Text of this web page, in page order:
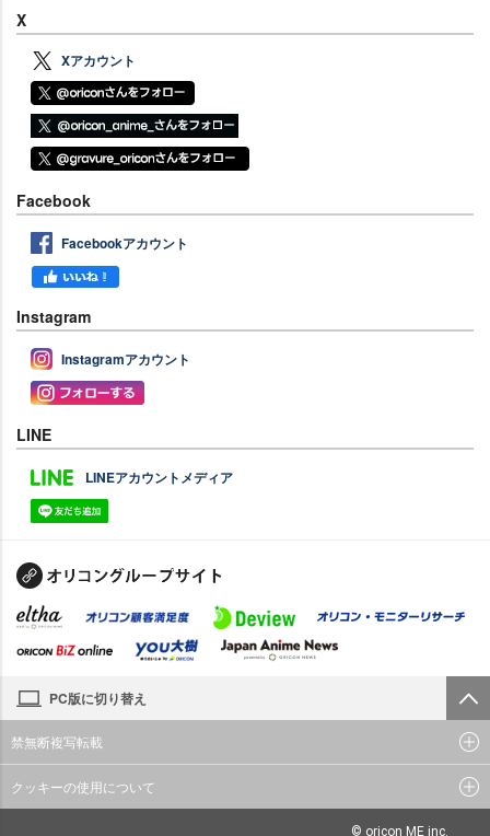
X
Xアカウント
Facebook
Facebookアカウント
Instagram
Instagramアカウント
LINE
LINEアカウントメディア
PC版に切り替え
禁無断複写転載
クッキーの使用について
© oricon ME inc.